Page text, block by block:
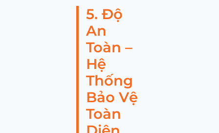
5. Độ
An
Toàn –
Hệ
Thống
Bảo Vệ
Toàn